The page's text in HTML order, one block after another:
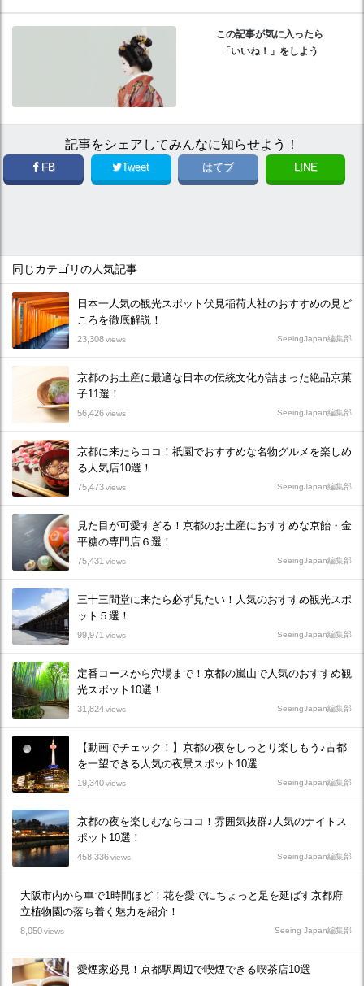
この記事が気に入ったら
「いいね！」をしよう
記事をシェアしてみんなに知らせよう！
FB Tweet はてブ LINE
同じカテゴリの人気記事
日本一人気の観光スポット伏見稲荷大社のおすすめの見ど
ころを徹底解説！
23,308views SeeingJapan編集部
京都のお土産に最適な日本の伝統文化が詰まった絶品京菓
子11選！
56,426views SeeingJapan編集部
京都に来たらココ！祇園でおすすめな名物グルメを楽しめ
る人気店10選！
75,473views SeeingJapan編集部
見た目が可愛すぎる！京都のお土産におすすめな京飴・金
平糖の専門店６選！
75,431 views SeeingJapan編集部
三十三間堂に来たら必ず見たい！人気のおすすめ観光スポ
ット５選！
99,971 views SeeingJapan編集部
定番コースから穴場まで！京都の嵐山で人気のおすすめ観
光スポット10選！
31,824views SeeingJapan編集部
【動画でチェック！】京都の夜をしっとり楽しもう♪古都
を一望できる人気の夜景スポット10選
19,340views SeeingJapan編集部
京都の夜を楽しむならココ！雰囲気抜群♪人気のナイトス
ポット10選！
458,336views SeeingJapan編集部
大阪市内から車で1時間ほど！花を愛でにちょっと足を延ばす京都府
立植物園の落ち着く魅力を紹介！
8,050views Seeing Japan編集部
愛煙家必見！京都駅周辺で喫煙できる喫茶店10選